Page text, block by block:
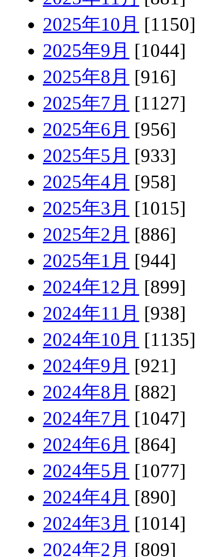
2025年10月 [1150]
2025年9月 [1044]
2025年8月 [916]
2025年7月 [1127]
2025年6月 [956]
2025年5月 [933]
2025年4月 [958]
2025年3月 [1015]
2025年2月 [886]
2025年1月 [944]
2024年12月 [899]
2024年11月 [938]
2024年10月 [1135]
2024年9月 [921]
2024年8月 [882]
2024年7月 [1047]
2024年6月 [864]
2024年5月 [1077]
2024年4月 [890]
2024年3月 [1014]
2024年2月 [809]